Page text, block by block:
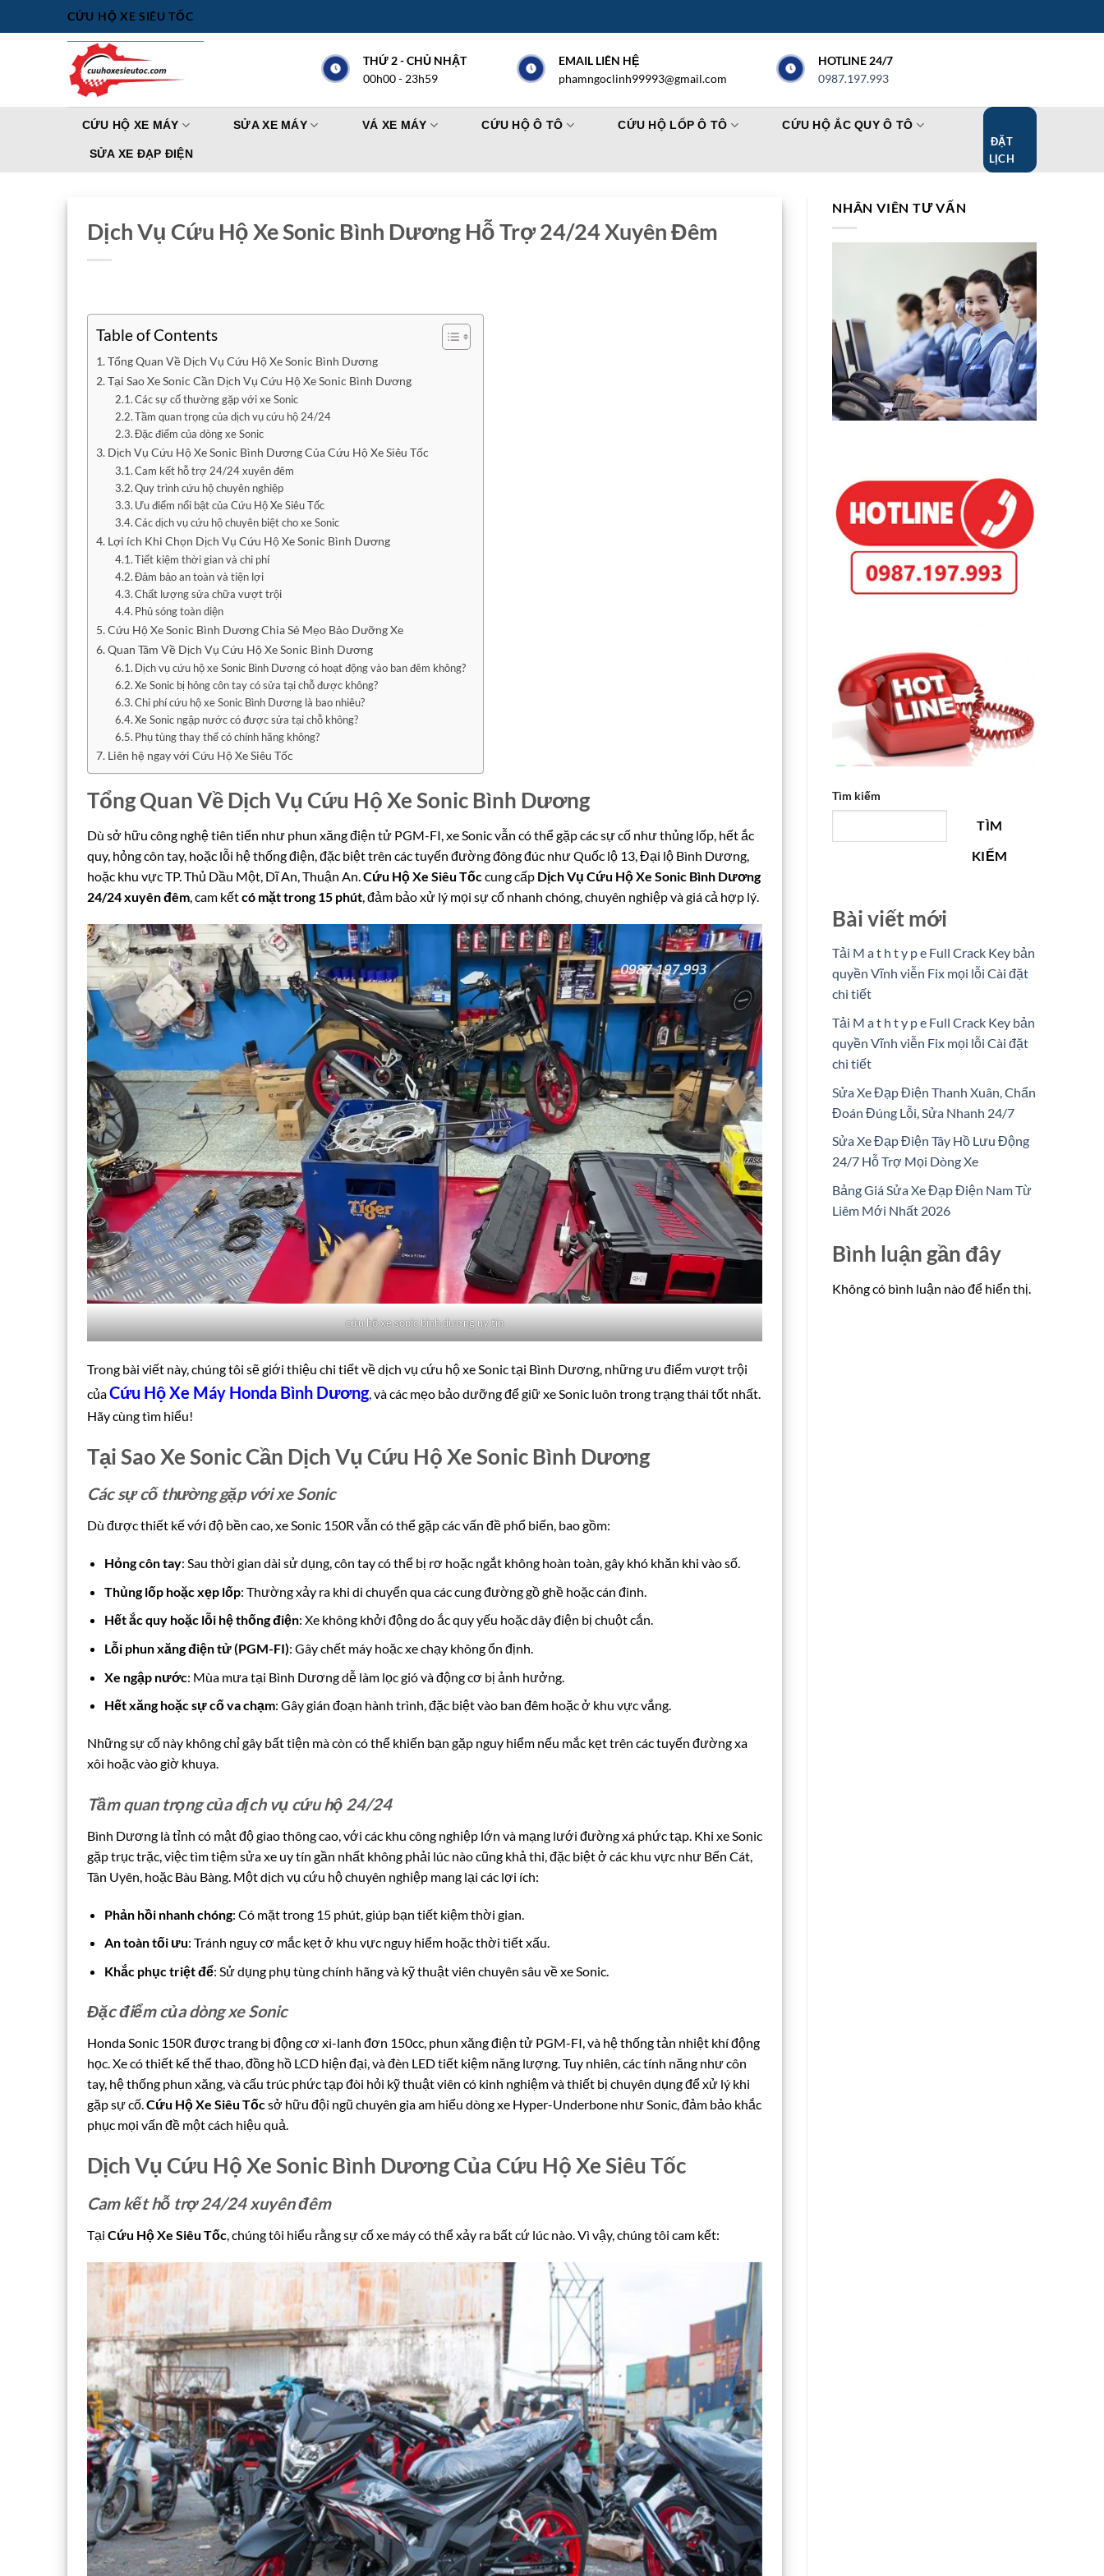
qua
CỨU HỘ XE SIÊU TỐC
THỨ 2 - CHỦ NHẬT
00h00 - 23h59
EMAIL LIÊN HỆ
phamngoclinh99993@gmail.com
HOTLINE 24/7
0987.197.993
CỨU HỘ XE MÁY SỬA XE MÁY VÁ XE MÁY CỨU HỘ Ô TÔ CỨU HỘ LỐP Ô TÔ CỨU HỘ ẮC QUY Ô TÔ
SỬA XE ĐẠP ĐIỆN
ĐẶT
LỊCH
Dịch Vụ Cứu Hộ Xe Sonic Bình Dương Hỗ Trợ 24/24 Xuyên Đêm
Table of Contents
Tổng Quan Về Dịch Vụ Cứu Hộ Xe Sonic Bình Dương
Tại Sao Xe Sonic Cần Dịch Vụ Cứu Hộ Xe Sonic Bình Dương
Các sự cố thường gặp với xe Sonic
Tầm quan trọng của dịch vụ cứu hộ 24/24
Đặc điểm của dòng xe Sonic
Dịch Vụ Cứu Hộ Xe Sonic Bình Dương Của Cứu Hộ Xe Siêu Tốc
Cam kết hỗ trợ 24/24 xuyên đêm
Quy trình cứu hộ chuyên nghiệp
Ưu điểm nổi bật của Cứu Hộ Xe Siêu Tốc
Các dịch vụ cứu hộ chuyên biệt cho xe Sonic
Lợi ích Khi Chọn Dịch Vụ Cứu Hộ Xe Sonic Bình Dương
Tiết kiệm thời gian và chi phí
Đảm bảo an toàn và tiện lợi
Chất lượng sửa chữa vượt trội
Phủ sóng toàn diện
Cứu Hộ Xe Sonic Bình Dương Chia Sẻ Mẹo Bảo Dưỡng Xe
Quan Tâm Về Dịch Vụ Cứu Hộ Xe Sonic Bình Dương
Dịch vụ cứu hộ xe Sonic Bình Dương có hoạt động vào ban đêm không?
Xe Sonic bị hỏng côn tay có sửa tại chỗ được không?
Chi phí cứu hộ xe Sonic Bình Dương là bao nhiêu?
Xe Sonic ngập nước có được sửa tại chỗ không?
Phụ tùng thay thế có chính hãng không?
Liên hệ ngay với Cứu Hộ Xe Siêu Tốc
Tổng Quan Về Dịch Vụ Cứu Hộ Xe Sonic Bình Dương
Dù sở hữu công nghệ tiên tiến như phun xăng điện tử PGM-FI, xe Sonic vẫn có thể gặp các sự cố như thủng lốp, hết ắc
quy, hỏng côn tay, hoặc lỗi hệ thống điện, đặc biệt trên các tuyến đường đông đúc như Quốc lộ 13, Đại lộ Bình Dương,
hoặc khu vực TP. Thủ Dầu Một, Dĩ An, Thuận An. Cứu Hộ Xe Siêu Tốccung cấp Dịch Vụ Cứu Hộ Xe Sonic Bình Dương
24/24 xuyên đêm , cam kếtcó mặt trong 15 phút , đảm bảo xử lý mọi sự cố nhanh chóng, chuyên nghiệp và giá cả hợp lý.
cứu hộ xe sonic bình dương uy tín
Trong bài viết này, chúng tôi sẽ giới thiệu chi tiết về dịch vụ cứu hộ xe Sonic tại Bình Dương, những ưu điểm vượt trội
củaCứu Hộ Xe Máy Honda Bình Dương, và các mẹo bảo dưỡng để giữ xe Sonic luôn trong trạng thái tốt nhất.
Hãy cùng tìm hiểu!
Tại Sao Xe Sonic Cần Dịch Vụ Cứu Hộ Xe Sonic Bình Dương
Các sự cố thường gặp với xe Sonic
Dù được thiết kế với độ bền cao, xe Sonic 150R vẫn có thể gặp các vấn đề phổ biến, bao gồm:
Hỏng côn tay: Sau thời gian dài sử dụng, côn tay có thể bị rơ hoặc ngắt không hoàn toàn, gây khó khăn khi vào số.
Thủng lốp hoặc xẹp lốp: Thường xảy ra khi di chuyển qua các cung đường gồ ghề hoặc cán đinh.
Hết ắc quy hoặc lỗi hệ thống điện: Xe không khởi động do ắc quy yếu hoặc dây điện bị chuột cắn.
Lỗi phun xăng điện tử (PGM-FI): Gây chết máy hoặc xe chạy không ổn định.
Xe ngập nước: Mùa mưa tại Bình Dương dễ làm lọc gió và động cơ bị ảnh hưởng.
Hết xăng hoặc sự cố va chạm: Gây gián đoạn hành trình, đặc biệt vào ban đêm hoặc ở khu vực vắng.
Những sự cố này không chỉ gây bất tiện mà còn có thể khiến bạn gặp nguy hiểm nếu mắc kẹt trên các tuyến đường xa
xôi hoặc vào giờ khuya.
Tầm quan trọng của dịch vụ cứu hộ 24/24
Bình Dương là tỉnh có mật độ giao thông cao, với các khu công nghiệp lớn và mạng lưới đường xá phức tạp. Khi xe Sonic
gặp trục trặc, việc tìm tiệm sửa xe uy tín gần nhất không phải lúc nào cũng khả thi, đặc biệt ở các khu vực như Bến Cát,
Tân Uyên, hoặc Bàu Bàng. Một dịch vụ cứu hộ chuyên nghiệp mang lại các lợi ích:
Phản hồi nhanh chóng: Có mặt trong 15 phút, giúp bạn tiết kiệm thời gian.
An toàn tối ưu: Tránh nguy cơ mắc kẹt ở khu vực nguy hiểm hoặc thời tiết xấu.
Khắc phục triệt để: Sử dụng phụ tùng chính hãng và kỹ thuật viên chuyên sâu về xe Sonic.
Đặc điểm của dòng xe Sonic
Honda Sonic 150R được trang bị động cơ xi-lanh đơn 150cc, phun xăng điện tử PGM-FI, và hệ thống tản nhiệt khí động
học. Xe có thiết kế thể thao, đồng hồ LCD hiện đại, và đèn LED tiết kiệm năng lượng. Tuy nhiên, các tính năng như côn
tay, hệ thống phun xăng, và cấu trúc phức tạp đòi hỏi kỹ thuật viên có kinh nghiệm và thiết bị chuyên dụng để xử lý khi
gặp sự cố.Cứu Hộ Xe Siêu Tốcsở hữu đội ngũ chuyên gia am hiểu dòng xe Hyper-Underbone như Sonic, đảm bảo khắc
phục mọi vấn đề một cách hiệu quả.
Dịch Vụ Cứu Hộ Xe Sonic Bình Dương Của Cứu Hộ Xe Siêu Tốc
Cam kết hỗ trợ 24/24 xuyên đêm
Tại Cứu Hộ Xe Siêu Tốc, chúng tôi hiểu rằng sự cố xe máy có thể xảy ra bất cứ lúc nào. Vì vậy, chúng tôi cam kết:
NHÂN VIÊN TƯ VẤN
Tìm kiếm
TÌM
KIẾM
Bài viết mới
Tải M a t h t y p e Full Crack Key bản
quyền Vĩnh viễn Fix mọi lỗi Cài đặt
chi tiết
Tải M a t h t y p e Full Crack Key bản
quyền Vĩnh viễn Fix mọi lỗi Cài đặt
chi tiết
Sửa Xe Đạp Điện Thanh Xuân, Chẩn
Đoán Đúng Lỗi, Sửa Nhanh 24/7
Sửa Xe Đạp Điện Tây Hồ Lưu Động
24/7 Hỗ Trợ Mọi Dòng Xe
Bảng Giá Sửa Xe Đạp Điện Nam Từ
Liêm Mới Nhất 2026
Bình luận gần đây
Không có bình luận nào để hiển thị.